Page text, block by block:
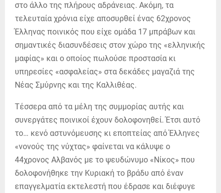
στο άλλο της πλήρους αδράνειας. Ακόμη, τα
τελευταία χρόνια είχε αποσυρθεί ένας 62χρονος
Έλληνας ποινικός που είχε ομάδα 17 μπράβων και
σημαντικές διασυνδέσεις στον χώρο της «ελληνικής
μαφίας» και ο οποίος πωλούσε προστασία κι
υπηρεσίες «ασφαλείας» στα δεκάδες μαγαζιά της
Νέας Σμύρνης και της Καλλιθέας.
Τέσσερα από τα μέλη της συμμορίας αυτής και
συνεργάτες ποινικοί έχουν δολοφονηθεί. Έτσι αυτό
το… κενό αστυνόμευσης κι εποπτείας από Έλληνες
«νονούς της νύχτας» φαίνεται να κάλυψε ο
44χρονος Αλβανός με το ψευδώνυμο «Νίκος» που
δολοφονήθηκε την Κυριακή το βράδυ από έναν
επαγγελματία εκτελεστή που έδρασε και διέφυγε